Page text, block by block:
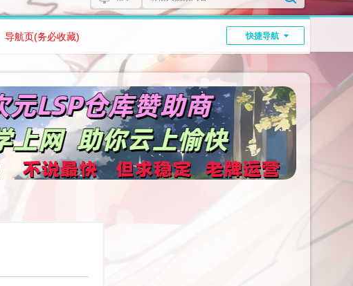
快捷导航
导航页(务必收藏)